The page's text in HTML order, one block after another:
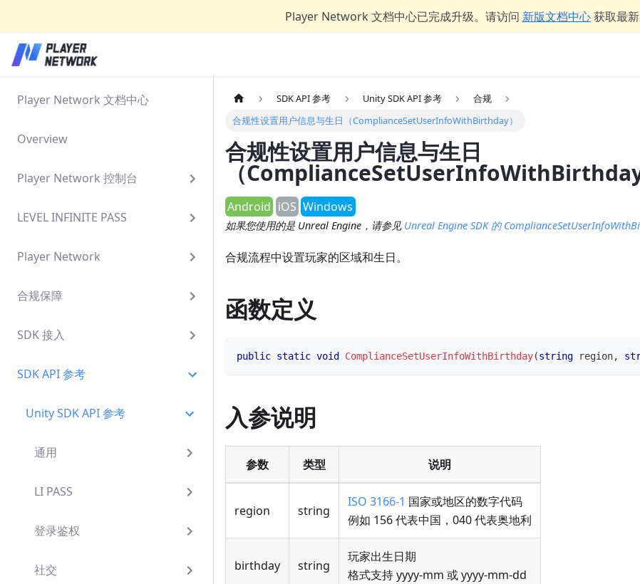
Player Network 文档中心已完成升级。请访问 新版文档中心 获取最新
Player Network 文档中心
Overview
Player Network 控制台
LEVEL INFINITE PASS
Player Network
合规保障
SDK 接入
SDK API 参考
Unity SDK API 参考
通用
LI PASS
登录鉴权
社交
SDK API 参考 Unity SDK API 参考
合规
合规性设置用户信息与生日（ComplianceSetUserInfoWithBirthday）
合规性设置用户信息与生日
（ComplianceSetUserInfoWithBirthday
Android iOS Windows
如果您使用的是 Unreal Engine，请参见 Unreal Engine SDK 的
合规流程中设置玩家的区域和生日。
函数定义
public static void ComplianceSetUserInfoWithBirthday(string region,
入参说明
参数 类型 说明
region string
ISO 3166-1 国家或地区的数字代码
例如 156 代表中国，040 代表奥地利
birthday string
玩家出生日期
格式支持 yyyy-mm 或 yyyy-mm-dd